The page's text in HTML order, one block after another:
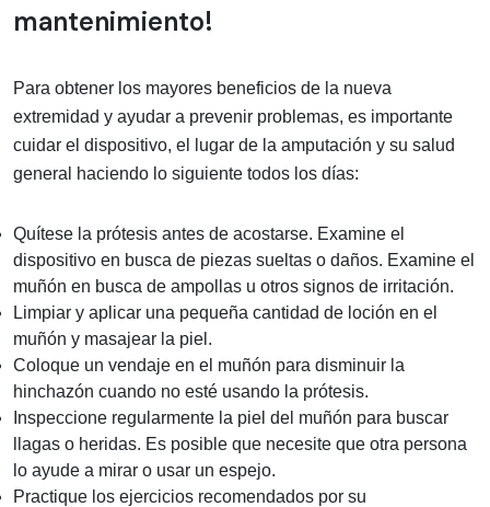
mantenimiento!
Para obtener los mayores beneficios de la nueva
extremidad y ayudar a prevenir problemas, es importante
cuidar el dispositivo, el lugar de la amputación y su salud
general haciendo lo siguiente todos los días:
Quítese la prótesis antes de acostarse. Examine el
dispositivo en busca de piezas sueltas o daños. Examine el
muñón en busca de ampollas u otros signos de irritación.
Limpiar y aplicar una pequeña cantidad de loción en el
muñón y masajear la piel.
Coloque un vendaje en el muñón para disminuir la
hinchazón cuando no esté usando la prótesis.
Inspeccione regularmente la piel del muñón para buscar
llagas o heridas. Es posible que necesite que otra persona
lo ayude a mirar o usar un espejo.
Practique los ejercicios recomendados por su